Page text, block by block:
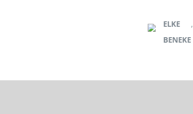
ELKE
BENEKE
,